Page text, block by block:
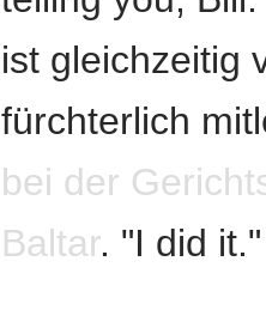
ist gleichzeitig
fürchterlich
bei der
Baltar. "I did it."